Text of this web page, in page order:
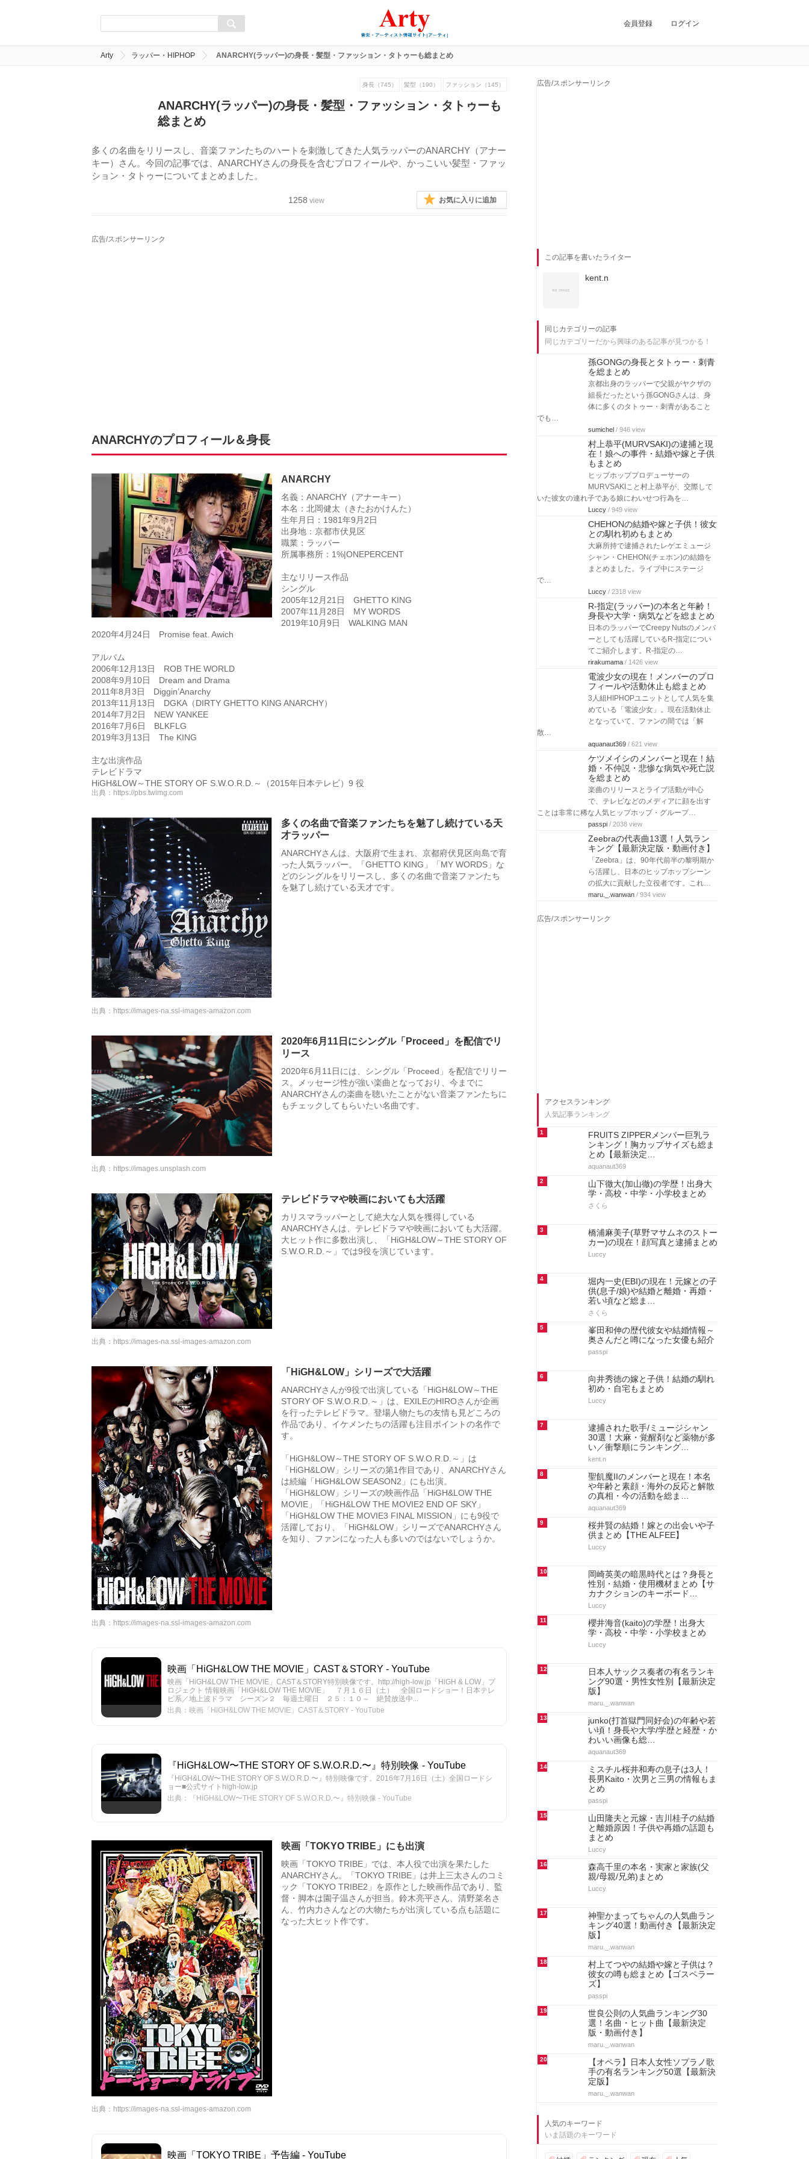
会員登録 ログイン
Arty ラッパー・HIPHOP ANARCHY(ラッパー)の身長・髪型・ファッション・タトゥーも総まとめ
身長（745） 髪型（190） ファッション（145）
ANARCHY(ラッパー)の身長・髪型・ファッション・タトゥーも
総まとめ
多くの名曲をリリースし、音楽ファンたちのハートを刺激してきた人気ラッパーのANARCHY（アナー
キー）さん。今回の記事では、ANARCHYさんの身長を含むプロフィールや、かっこいい髪型・ファッ
ション・タトゥーについてまとめました。
1258 view お気に入りに追加
広告/スポンサーリンク
ANARCHYのプロフィール＆身長
ANARCHY
名義：ANARCHY（アナーキー）
本名：北岡健太（きたおかけんた）
生年月日：1981年9月2日
出身地：京都市伏見区
職業：ラッパー
所属事務所：1%|ONEPERCENT
主なリリース作品
シングル
2005年12月21日 GHETTO KING
2007年11月28日 MY WORDS
2019年10月9日 WALKING MAN
2020年4月24日 Promise feat. Awich
アルバム
2006年12月13日 ROB THE WORLD
2008年9月10日 Dream and Drama
2011年8月3日 Diggin’Anarchy
2013年11月13日 DGKA（DIRTY GHETTO KING ANARCHY）
2014年7月2日 NEW YANKEE
2016年7月6日 BLKFLG
2019年3月13日 The KING
主な出演作品
テレビドラマ
HiGH&LOW～THE STORY OF S.W.O.R.D.～（2015年日本テレビ）9 役
出典： https://pbs.twimg.com
多くの名曲で音楽ファンたちを魅了し続けている天
才ラッパー
ANARCHYさんは、大阪府で生まれ、京都府伏見区向島で育
った人気ラッパー。「GHETTO KING」「MY WORDS」な
どのシングルをリリースし、多くの名曲で音楽ファンたち
を魅了し続けている天才です。
出典： https://images-na.ssl-images-amazon.com
2020年6月11日にシングル「Proceed」を配信でリ
リース
2020年6月11日には、シングル「Proceed」を配信でリリー
ス。メッセージ性が強い楽曲となっており、今までに
ANARCHYさんの楽曲を聴いたことがない音楽ファンたちに
もチェックしてもらいたい名曲です。
出典： https://images.unsplash.com
テレビドラマや映画においても大活躍
カリスマラッパーとして絶大な人気を獲得している
ANARCHYさんは、テレビドラマや映画においても大活躍。
大ヒット作に多数出演し、「HiGH&LOW～THE STORY OF
S.W.O.R.D.～」では9役を演じています。
出典： https://images-na.ssl-images-amazon.com
「HiGH&LOW」シリーズで大活躍
ANARCHYさんが9役で出演している「HiGH&LOW～THE
STORY OF S.W.O.R.D.～」は、EXILEのHIROさんが企画
を行ったテレビドラマ。登場人物たちの友情も見どころの
作品であり、イケメンたちの活躍も注目ポイントの名作で
す。
「HiGH&LOW～THE STORY OF S.W.O.R.D.～」は
「HiGH&LOW」シリーズの第1作目であり、ANARCHYさん
は続編「HiGH&LOW SEASON2」にも出演。
「HiGH&LOW」シリーズの映画作品「HiGH&LOW THE
MOVIE」「HiGH&LOW THE MOVIE2 END OF SKY」
「HiGH&LOW THE MOVIE3 FINAL MISSION」にも9役で
活躍しており、「HiGH&LOW」シリーズでANARCHYさん
を知り、ファンになった人も多いのではないでしょうか。
出典： https://images-na.ssl-images-amazon.com
映画「HiGH&LOW THE MOVIE」CAST＆STORY - YouTube
映画「HiGH&LOW THE MOVIE」CAST＆STORY特別映像です。http://high-low.jp「HiGH & LOW」プ
ロジェクト 情報映画「HiGH&LOW THE MOVIE」 ７月１６日（土） 全国ロードショー！日本テレ
ビ系／地上波ドラマ シーズン２ 毎週土曜日 ２５：１０～ 絶賛放送中...
出典：映画「HiGH&LOW THE MOVIE」CAST＆STORY - YouTube
『HiGH&LOW〜THE STORY OF S.W.O.R.D.〜』特別映像 - YouTube
『HiGH&LOW〜THE STORY OF S.W.O.R.D.〜』特別映像です。2016年7月16日（土）全国ロードシ
ョー■公式サイトhigh-low.jp
出典：『HiGH&LOW〜THE STORY OF S.W.O.R.D.〜』特別映像 - YouTube
映画「TOKYO TRIBE」にも出演
映画「TOKYO TRIBE」では、本人役で出演を果たした
ANARCHYさん。「TOKYO TRIBE」は井上三太さんのコミ
ック「TOKYO TRIBE2」を原作とした映画作品であり、監
督・脚本は園子温さんが担当。鈴木亮平さん、清野菜名さ
ん、竹内力さんなどの大物たちが出演している点も話題に
なった大ヒット作です。
出典： https://images-na.ssl-images-amazon.com
映画「TOKYO TRIBE」予告編 - YouTube
広告/スポンサーリンク
この記事を書いたライター
kent.n
同じカテゴリーの記事
同じカテゴリーだから興味のある記事が見つかる！
孫GONGの身長とタトゥー・刺青
を総まとめ
京都出身のラッパーで父親がヤクザの
組長だったという孫GONGさんは、身
体に多くのタトゥー・刺青があること
でも…
sumichel / 946 view
村上恭平(MURVSAKI)の逮捕と現
在！娘への事件・結婚や嫁と子供
もまとめ
ヒップホッププロデューサーの
MURVSAKIこと村上恭平が、交際して
いた彼女の連れ子である娘にわいせつ行為を…
Luccy / 949 view
CHEHONの結婚や嫁と子供！彼女
との馴れ初めもまとめ
大麻所持で逮捕されたレゲエミュージ
シャン・CHEHON(チェホン)の結婚を
まとめました。ライブ中にステージ
で…
Luccy / 2318 view
R-指定(ラッパー)の本名と年齢！
身長や大学・病気などを総まとめ
日本のラッパーでCreepy Nutsのメンバ
ーとしても活躍しているR-指定につい
てご紹介します。R-指定の…
rirakumama / 1426 view
電波少女の現在！メンバーのプロ
フィールや活動休止も総まとめ
3人組HIPHOPユニットとして人気を集
めている「電波少女」。現在活動休止
となっていて、ファンの間では「解
散…
aquanaut369 / 621 view
ケツメイシのメンバーと現在！結
婚・不仲説・悲惨な病気や死亡説
を総まとめ
楽曲のリリースとライブ活動が中心
で、テレビなどのメディアに顔を出す
ことは非常に稀な人気ヒップホップ・グループ…
passpi / 2038 view
Zeebraの代表曲13選！人気ラン
キング【最新決定版・動画付き】
「Zeebra」は、90年代前半の黎明期か
ら活躍し、日本のヒップホップシーン
の拡大に貢献した立役者です。これ…
maru._.wanwan / 934 view
広告/スポンサーリンク
アクセスランキング
人気記事ランキング
1
FRUITS ZIPPERメンバー巨乳ラ
ンキング！胸カップサイズも総ま
とめ【最新決定…
aquanaut369
2
山下徹大(加山徹)の学歴！出身大
学・高校・中学・小学校まとめ
さくら
3
橋浦麻美子(草野マサムネのストー
カー)の現在！顔写真と逮捕まとめ
Luccy
4
堀内一史(EBI)の現在！元嫁との子
供(息子/娘)や結婚と離婚・再婚・
若い頃など総ま…
さくら
5
峯田和伸の歴代彼女や結婚情報～
奥さんだと噂になった女優も紹介
passpi
6
向井秀徳の嫁と子供！結婚の馴れ
初め・自宅もまとめ
Luccy
7
逮捕された歌手/ミュージシャン
30選！大麻・覚醒剤など薬物が多
い／衝撃順にランキング…
kent.n
8
聖飢魔IIのメンバーと現在！本名
や年齢と素顔・海外の反応と解散
の真相・今の活動を総ま…
aquanaut369
9
桜井賢の結婚！嫁との出会いや子
供まとめ【THE ALFEE】
Luccy
10
岡崎英美の暗黒時代とは？身長と
性別・結婚・使用機材まとめ【サ
カナクションのキーボード…
Luccy
11
櫻井海音(kaito)の学歴！出身大
学・高校・中学・小学校まとめ
Luccy
12
日本人サックス奏者の有名ランキ
ング90選・男性女性別【最新決定
版】
maru._.wanwan
13
junko(打首獄門同好会)の年齢や若
い頃！身長や大学/学歴と経歴・か
わいい画像も総…
aquanaut369
14
ミスチル桜井和寿の息子は3人！
長男Kaito・次男と三男の情報もま
とめ
passpi
15
山田隆夫と元嫁・吉川桂子の結婚
と離婚原因！子供や再婚の話題も
まとめ
Luccy
16
森高千里の本名・実家と家族(父
親/母親/兄弟)まとめ
Luccy
17
神聖かまってちゃんの人気曲ラン
キング40選！動画付き【最新決定
版】
maru._.wanwan
18
村上てつやの結婚や嫁と子供は？
彼女の噂も総まとめ【ゴスペラー
ズ】
passpi
19
世良公則の人気曲ランキング30
選！名曲・ヒット曲【最新決定
版・動画付き】
maru._.wanwan
20
【オペラ】日本人女性ソプラノ歌
手の有名ランキング50選【最新決
定版】
maru._.wanwan
人気のキーワード
いま話題のキーワード